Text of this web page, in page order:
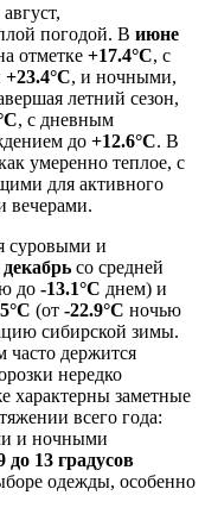
погодой. В июне
отметке +17.4°C, с
+23.4°C, и ночными,
летний сезон,
, с дневным
до +12.6°C. В
умеренно теплое, с
для активного
вечерами.
суровыми и
декабрь со средней
до -13.1°C днем) и
(от -22.9°C ночью
сибирской зимы.
часто держится
нередко
характерны заметные
всего года:
и ночными
до 13 градусов
одежды, особенно